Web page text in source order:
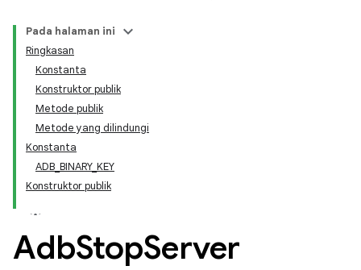
Pada halaman ini
Ringkasan
Konstanta
Konstruktor publik
Metode publik
Metode yang dilindungi
Konstanta
ADB_BINARY_KEY
Konstruktor publik
AdbStopServer